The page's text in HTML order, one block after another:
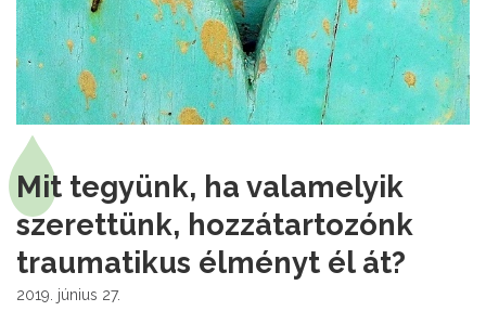
Mit tegyünk, ha valamelyik
szerettünk, hozzátartozónk
traumatikus élményt él át?
2019. június 27.